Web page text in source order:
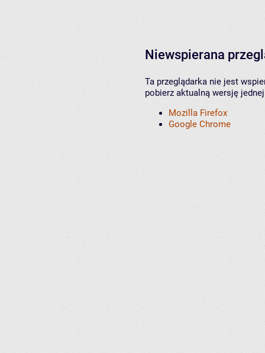
Niewspierana
Ta przeglądarka nie jest
pobierz aktualną wersję
Mozilla Firefox
Google Chrome